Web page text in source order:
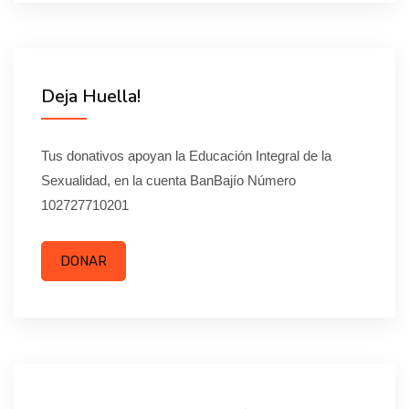
Deja Huella!
Tus donativos apoyan la Educación Integral de la
Sexualidad, en la cuenta BanBajío Número
102727710201
DONAR